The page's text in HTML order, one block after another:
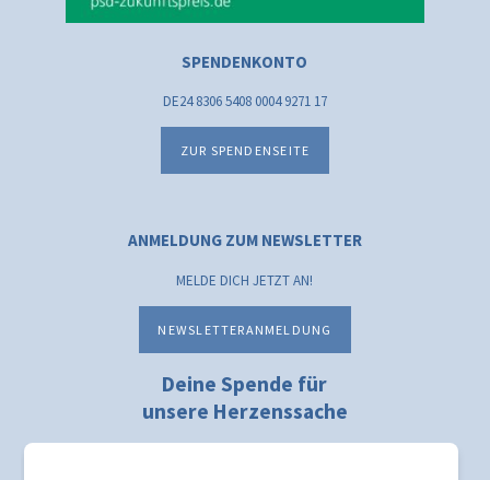
SPENDENKONTO
DE24 8306 5408 0004 9271 17
ZUR SPENDENSEITE
ANMELDUNG ZUM NEWSLETTER
MELDE DICH JETZT AN!
NEWSLETTERANMELDUNG
Deine Spende für
unsere Herzenssache